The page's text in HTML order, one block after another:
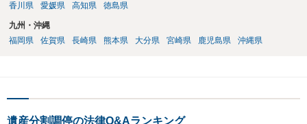
香川県
愛媛県 高知県 徳島県
九州・沖縄
福岡県
佐賀県 長崎県 熊本県 大分県 宮崎県 鹿児島県 沖縄県
遺産分割調停の法律Q&Aランキング